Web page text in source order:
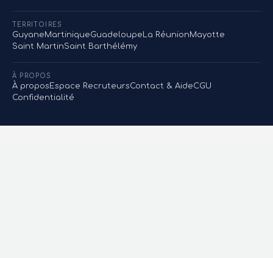
TERRITOIRES
GuyaneMartiniqueGuadeloupe La RéunionMayotte
Saint MartinSaint Barthélémy
À PROPOS
À propos Espace RecruteursContact & AideCGU
Confidentialité